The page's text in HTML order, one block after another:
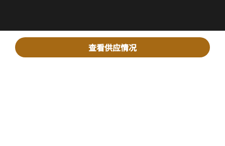
查看供应情况